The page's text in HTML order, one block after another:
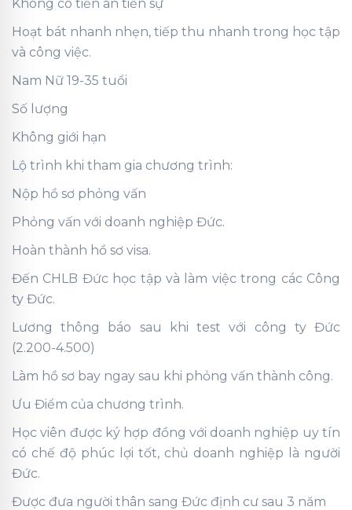
Không có tiền án tiền sự
Hoạt bát nhanh nhẹn, tiếp thu nhanh trong học tập
và công việc.
Nam Nữ 19-35 tuổi
Số lượng
Không giới hạn
Lộ trình khi tham gia chương trình:
Nộp hồ sơ phỏng vấn
Phỏng vấn với doanh nghiệp Đức.
Hoàn thành hồ sơ visa.
Đến CHLB Đức học tập và làm việc trong các Công
ty Đức.
Lương thông báo sau khi test với công ty Đức
(2.200-4.500)
Làm hồ sơ bay ngay sau khi phỏng vấn thành công.
Ưu Điểm của chương trình.
Học viên được ký hợp đồng với doanh nghiệp uy tín
có chế độ phúc lợi tốt, chủ doanh nghiệp là người
Đức.
Được đưa người thân sang Đức định cư sau 3 năm